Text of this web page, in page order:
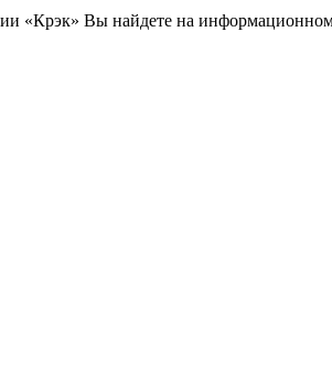
Вы найдете на информационном